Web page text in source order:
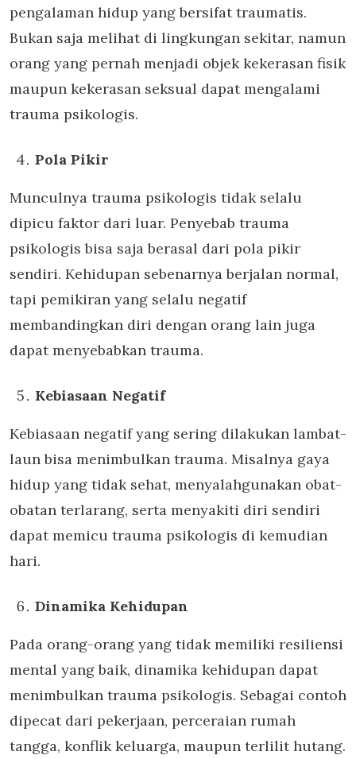
pengalaman hidup yang bersifat traumatis.
Bukan saja melihat di lingkungan sekitar, namun
orang yang pernah menjadi objek kekerasan fisik
maupun kekerasan seksual dapat mengalami
trauma psikologis.
Pola Pikir
Munculnya trauma psikologis tidak selalu
dipicu faktor dari luar. Penyebab trauma
psikologis bisa saja berasal dari pola pikir
sendiri. Kehidupan sebenarnya berjalan normal,
tapi pemikiran yang selalu negatif
membandingkan diri dengan orang lain juga
dapat menyebabkan trauma.
Kebiasaan Negatif
Kebiasaan negatif yang sering dilakukan lambat-
laun bisa menimbulkan trauma. Misalnya gaya
hidup yang tidak sehat, menyalahgunakan obat-
obatan terlarang, serta menyakiti diri sendiri
dapat memicu trauma psikologis di kemudian
hari.
Dinamika Kehidupan
Pada orang-orang yang tidak memiliki resiliensi
mental yang baik, dinamika kehidupan dapat
menimbulkan trauma psikologis. Sebagai contoh
dipecat dari pekerjaan, perceraian rumah
tangga, konflik keluarga, maupun terlilit hutang.